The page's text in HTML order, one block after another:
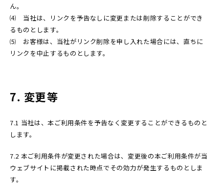
ん。
⑷ 当社は、リンクを予告なしに変更または削除することができ
るものとします。
⑸ お客様は、当社がリンク削除を申し入れた場合には、直ちに
リンクを中止するものとします。
7. 変更等
7.1 当社は、本ご利用条件を予告なく変更することができるものと
します。
7.2 本ご利用条件が変更された場合は、変更後の本ご利用条件が当
ウェブサイトに掲載された時点でその効力が発生するものとしま
す。